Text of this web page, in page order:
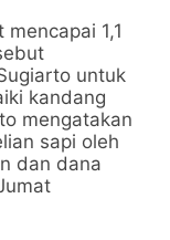
1,1
untuk
kandang
mengatakan
sapi oleh
dan dana